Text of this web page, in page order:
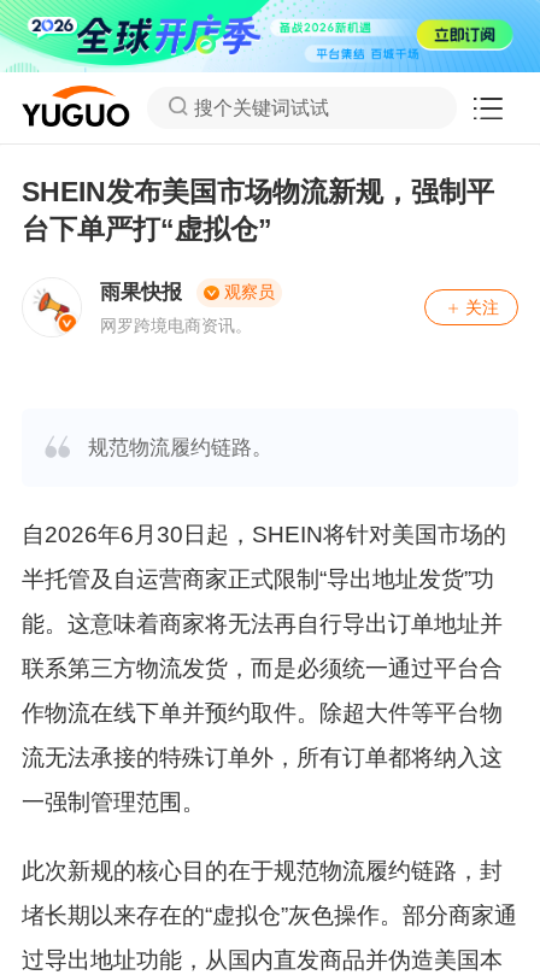
搜个关键词试试
SHEIN发布美国市场物流新规，强制平
台下单严打“虚拟仓”
雨果快报
观察员
网罗跨境电商资讯。
关注
规范物流履约链路。
自2026年6月30日起，SHEIN将针对美国市场的
半托管及自运营商家正式限制“导出地址发货”功
能。这意味着商家将无法再自行导出订单地址并
联系第三方物流发货，而是必须统一通过平台合
作物流在线下单并预约取件。除超大件等平台物
流无法承接的特殊订单外，所有订单都将纳入这
一强制管理范围。
此次新规的核心目的在于规范物流履约链路，封
堵长期以来存在的“虚拟仓”灰色操作。部分商家通
过导出地址功能，从国内直发商品并伪造美国本